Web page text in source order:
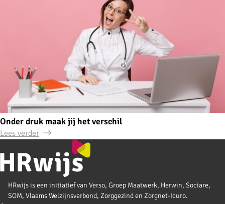
Onder druk maak jij het verschil
Lees verder
HRwijs is een initiatief van Verso, Groep Maatwerk, Herwin, Sociare,
SOM, Vlaams Welzijnsverbond, Zorggezind en Zorgnet-Icuro.